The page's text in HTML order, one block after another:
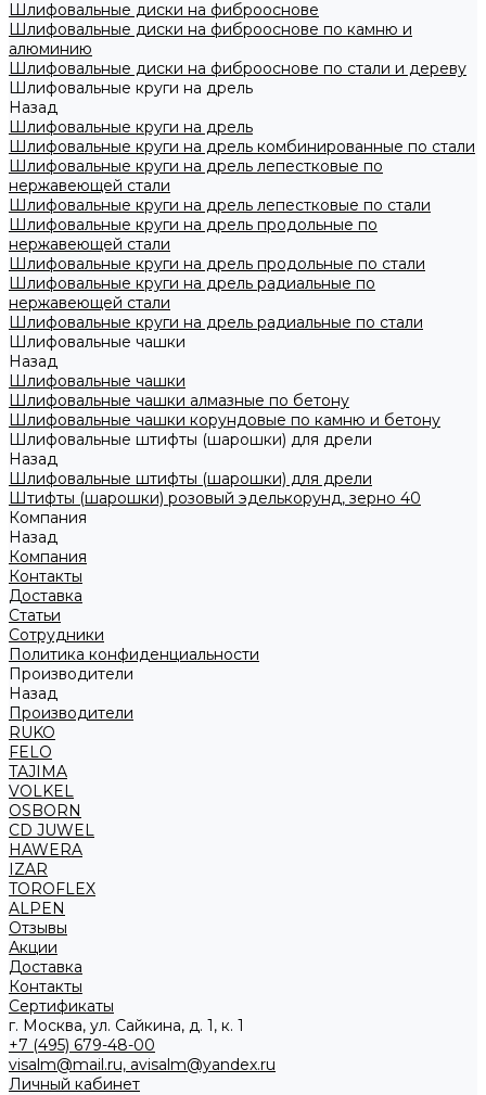
Шлифовальные диски на фиброоснове
Шлифовальные диски на фиброоснове по камню и
алюминию
Шлифовальные диски на фиброоснове по стали и дереву
Шлифовальные круги на дрель
Назад
Шлифовальные круги на дрель
Шлифовальные круги на дрель комбинированные по стали
Шлифовальные круги на дрель лепестковые по
нержавеющей стали
Шлифовальные круги на дрель лепестковые по стали
Шлифовальные круги на дрель продольные по
нержавеющей стали
Шлифовальные круги на дрель продольные по стали
Шлифовальные круги на дрель радиальные по
нержавеющей стали
Шлифовальные круги на дрель радиальные по стали
Шлифовальные чашки
Назад
Шлифовальные чашки
Шлифовальные чашки алмазные по бетону
Шлифовальные чашки корундовые по камню и бетону
Шлифовальные штифты (шарошки) для дрели
Назад
Шлифовальные штифты (шарошки) для дрели
Штифты (шарошки) розовый эделькорунд, зерно 40
Компания
Назад
Компания
Контакты
Доставка
Статьи
Сотрудники
Политика конфиденциальности
Производители
Назад
Производители
RUKO
FELO
TAJIMA
VOLKEL
OSBORN
CD JUWEL
HAWERA
IZAR
TOROFLEX
ALPEN
Отзывы
Акции
Доставка
Контакты
Сертификаты
г. Москва, ул. Сайкина, д. 1, к. 1
+7 (495) 679-48-00
visalm@mail.ru, avisalm@yandex.ru
Личный кабинет